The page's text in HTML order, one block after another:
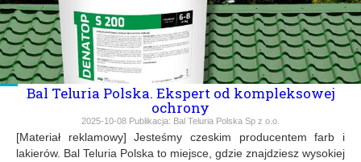
Bal Teluria Polska. Ekspert od kompleksowej
ochrony
2025-10-08 Publikacja: Bal Teluria Polska Sp z o.o.
[Materiał reklamowy] Jesteśmy czeskim producentem farb i
lakierów. Bal Teluria Polska to miejsce, gdzie znajdziesz wysokiej